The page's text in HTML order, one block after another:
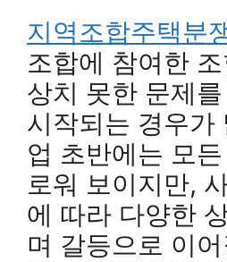
지역조합주택분
조합에 참여한
상치 못한 문제
시작되는 경우가
업 초반에는 모
로워 보이지만,
에 따라 다양한
며 갈등으로 이